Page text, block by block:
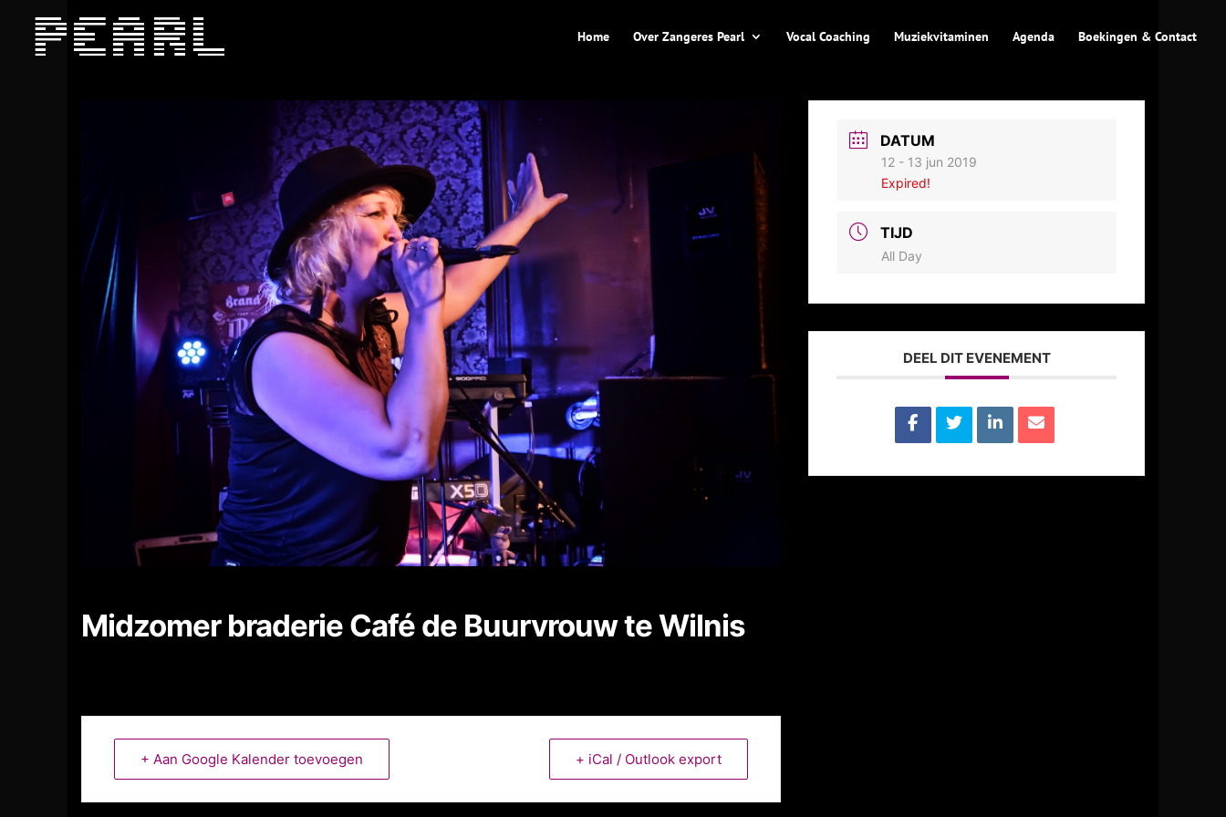
Home Over Zangeres Pearl Vocal Coaching Muziekvitaminen Agenda Boekingen & Contact
Midzomer braderie Café de Buurvrouw te Wilnis
+ Aan Google Kalender toevoegen + iCal / Outlook export
DATUM
12 - 13 jun 2019
Expired!
TIJD
All Day
DEEL DIT EVENEMENT